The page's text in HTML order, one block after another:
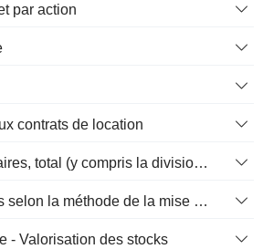
par action
contrats de location
Intérêts minoritaires, total (y compris la division financière)
Investissements selon la méthode de la mise en équivalence, total
- Valorisation des stocks